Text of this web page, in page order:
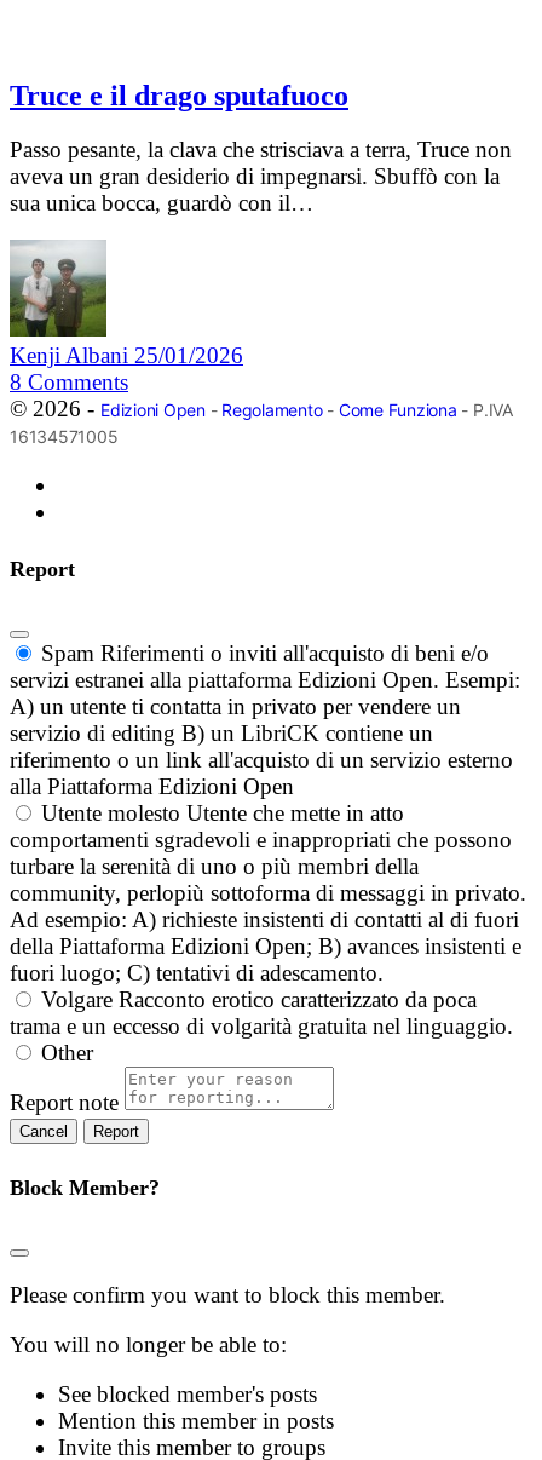
Truce e il drago sputafuoco
Passo pesante, la clava che strisciava a terra, Truce non
aveva un gran desiderio di impegnarsi. Sbuffò con la
sua unica bocca, guardò con il…
Kenji Albani 25/01/2026
8 Comments
© 2026 - Edizioni Open- Regolamento- Come Funziona - P.IVA
16134571005
Report
Spam Riferimenti o inviti all'acquisto di beni e/o
servizi estranei alla piattaforma Edizioni Open. Esempi:
A) un utente ti contatta in privato per vendere un
servizio di editing B) un LibriCK contiene un
riferimento o un link all'acquisto di un servizio esterno
alla Piattaforma Edizioni Open
Utente molesto Utente che mette in atto
comportamenti sgradevoli e inappropriati che possono
turbare la serenità di uno o più membri della
community, perlopiù sottoforma di messaggi in privato.
Ad esempio: A) richieste insistenti di contatti al di fuori
della Piattaforma Edizioni Open; B) avances insistenti e
fuori luogo; C) tentativi di adescamento.
Volgare Racconto erotico caratterizzato da poca
trama e un eccesso di volgarità gratuita nel linguaggio.
Other
Report note
Report
Block Member?
Please confirm you want to block this member.
You will no longer be able to:
See blocked member's posts
Mention this member in posts
Invite this member to groups